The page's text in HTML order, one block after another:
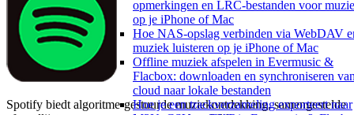
opmerkingen en LRC-bestanden voor
op je iPhone of Mac
Hoe NAS-opslag verbinden via WebDAV
muziek luisteren op je iPhone of Mac
Offline muziek afspelen in Evermusic &
Flacbox: downloaden en synchroniseren
cloud naar lokale bestanden
Hoe je een trackverzameling exporteert naar
Spotify biedt algoritme-gestuurde muziekontdekking, samengestelde